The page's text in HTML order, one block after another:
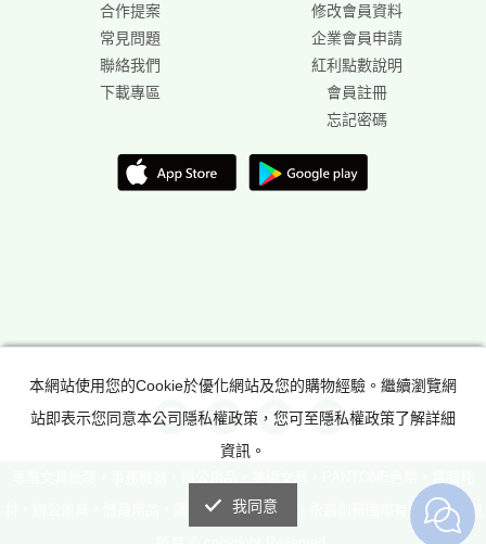
合作提案
常見問題
聯絡我們
下載專區
修改會員資料
企業會員申請
紅利點數說明
會員註冊
忘記密碼
材，辦公傢具，體育用品，滿足所有辦公室需求! 永昌創新國際有限公司 版權
本網站使用您的Cookie於優化網站及您的購物經驗。繼續瀏覽網
站即表示您同意本公司隱私權政策，您可至隱私權政策了解詳細
資訊。
我同意